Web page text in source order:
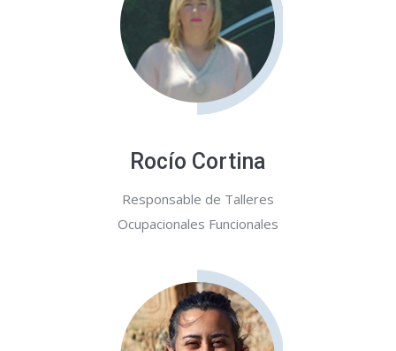
Rocío Cortina
Responsable de Talleres
Ocupacionales Funcionales